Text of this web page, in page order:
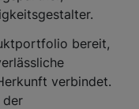
bereit,
verbindet.
der